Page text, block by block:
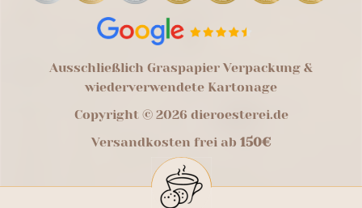
Ausschließlich Graspapier Verpackung &
wiederverwendete Kartonage
Copyright © 2026 dieroesterei.de
Versandkosten frei ab 150€